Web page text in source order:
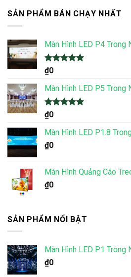
SẢN PHẨM BÁN CHẠY NHẤT
Màn Hình LED P4 Trong
Được xếp
hạng
5 sao
₫0
Màn Hình LED P5 Trong
Được xếp
hạng
5 sao
₫0
Màn Hình LED P1.8
₫0
Màn Hình Quảng Cáo
₫0
SẢN PHẨM NỔI BẬT
Màn Hình LED P1 Trong
₫0